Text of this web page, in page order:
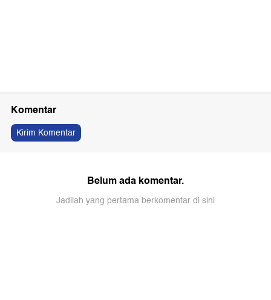
Komentar
Kirim Komentar
Belum ada komentar.
Jadilah yang pertama berkomentar di sini